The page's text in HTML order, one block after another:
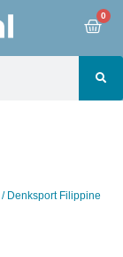
0
/ Denksport Filippine